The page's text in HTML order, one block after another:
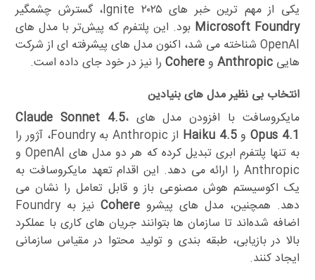
یکی از مهم ترین خبر های Ignite ۲۰۲۵، گسترش چشمگیر
Microsoft Foundry بود. این پلتفرم که پیش‌تر با مدل های
OpenAI شناخته می شد، اکنون مدل های پیشرفته ای از شرکت
هایی Anthropic وCohere را نیز در خود جای داده است.
انتخاب بی نظیر مدل های بنیادین
مایکروسافت با افزودن مدل هایClaude Sonnet 4.5،
Opus 4.1وHaiku 4.5
از Anthropic به Foundry، آژور را
به تنها پلتفرم ابری تبدیل کرده که هر دو مدل های OpenAI و
Anthropic را ارائه می دهد. این اقدام تعهد مایکروسافت به
یک اکوسیستم هوش مصنوعی باز و قابل تعامل را نشان می
دهد. همچنین، مدل های پیشرو Cohere
نیز به Foundry
اضافه شده‌اند تا سازمان ها بتوانند جریان های کاری با عملکرد
بالا در بازیابی، طبقه بندی و تولید محتوا در مقیاس سازمانی
ایجاد کنند.